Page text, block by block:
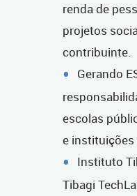
renda de
projetos
contribuinte.
Gerando
escolas
e instituições
Instituto
Tibagi